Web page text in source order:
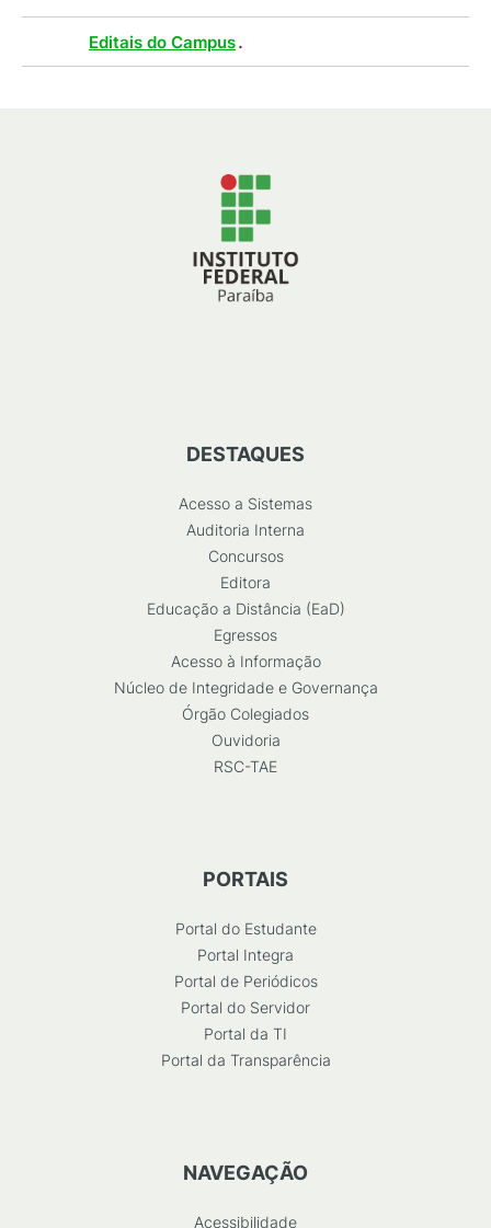
Editais do Campus.
DESTAQUES
Acesso a Sistemas
Auditoria Interna
Concursos
Editora
Educação a Distância (EaD)
Egressos
Acesso à Informação
Núcleo de Integridade e Governança
Órgão Colegiados
Ouvidoria
RSC-TAE
PORTAIS
Portal do Estudante
Portal Integra
Portal de Periódicos
Portal do Servidor
Portal da TI
Portal da Transparência
NAVEGAÇÃO
Acessibilidade